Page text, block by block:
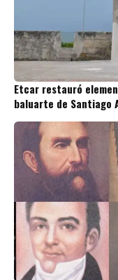
Etcar restauró
baluarte de Santiago